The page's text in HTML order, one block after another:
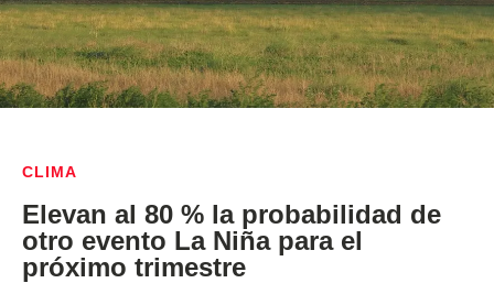
CLIMA
Elevan al 80 % la probabilidad de
otro evento La Niña para el
próximo trimestre